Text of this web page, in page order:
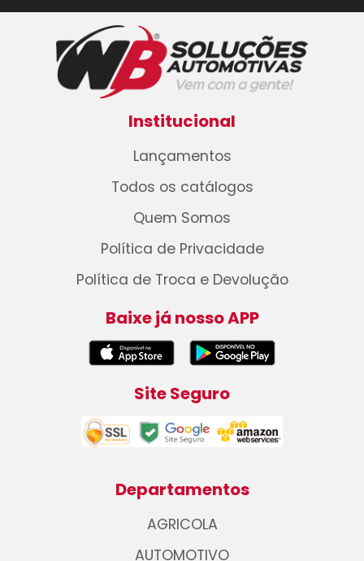
Institucional
Lançamentos
Todos os catálogos
Quem Somos
Política de Privacidade
Política de Troca e Devolução
Baixe já nosso APP
Site Seguro
Departamentos
AGRICOLA
AUTOMOTIVO